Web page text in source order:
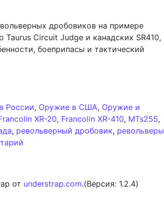
дробовиков на примере
Circuit Judge и канадских SR410,
боеприпасы и тактический
России, Оружие в США, Оружие и
XR-20, Francolin XR-410, MTs255,
, револьверный дробовик, револьверы
от understrap.com.(Версия: 1.2.4)